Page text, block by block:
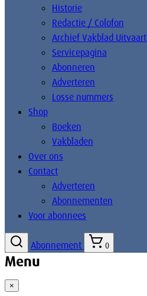
Historie
Redactie / Colofon
Archief Vakblad Uitvaart
Servicepagina
Abonneren
Adverteren
Losse nummers
Shop
Boeken
Vakbladen
Over ons
Contact
Adverteren
Abonnementen
Voor abonnees
Abonnement 0
Menu
×